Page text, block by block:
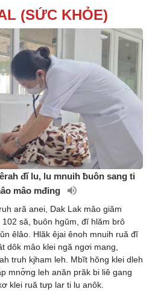
(SỨC KHỎE)
đĭ lu, lu mnuih ƀuôn sang ti
mâo mđing
ară anei, Dak Lak mâo giăm
să, ƀuôn hgŭm, đĭ hlăm brô
êlâo. Hlăk êjai ênoh mnuih ruă đĭ
dôk mâo klei ngă ngơi mang,
truh kjham leh. Mbĭt hŏng klei dleh
mnơ̆ng leh anăn prăk bi liê gang
klei ruă tưp lar ti lu anôk.